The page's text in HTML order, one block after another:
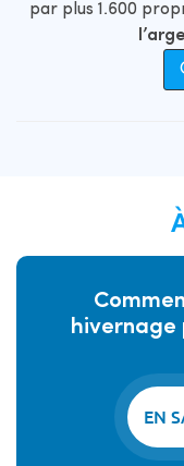
par plus 1.600
hivernage
EN